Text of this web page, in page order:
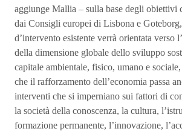
aggiunge Mallia – sulla base degli obiettivi
dai Consigli europei di Lisbona e
d’intervento esistente verrà orientata verso
della dimensione globale dello sviluppo
capitale ambientale, fisico, umano e
che il rafforzamento dell’economia passa
interventi che si imperniano sui fattori di
la società della conoscenza, la cultura,
formazione permanente, l’innovazione,